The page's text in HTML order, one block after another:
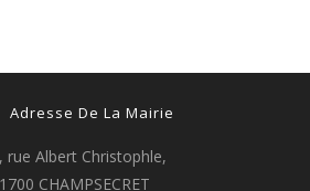
Adresse De La Mairie
rue Albert Christophle,
CHAMPSECRET